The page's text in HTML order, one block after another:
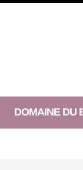
DOMAINE DU